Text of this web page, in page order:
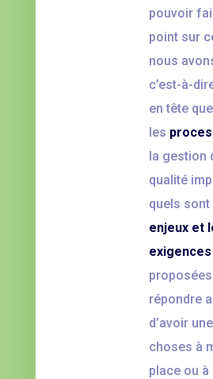
pouvoir
point sur
nous
c’est-à-
en tête
les
la gestion
qualité
quels sont
enjeux et
exigences
répondre
d’avoir
choses à
place ou